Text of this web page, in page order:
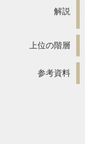
解説
上位の階層
参考資料